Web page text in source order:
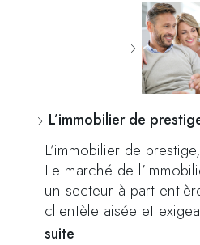
L’immobilier de
L’immobilier de
Le marché de
un secteur à part
clientèle aisée et
suite